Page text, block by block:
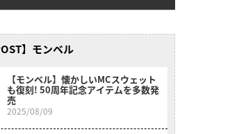
】モンベル
【モンベル】懐かしいMCスウェット
も復刻! 50周年記念アイテムを多数発
売
2025/08/09